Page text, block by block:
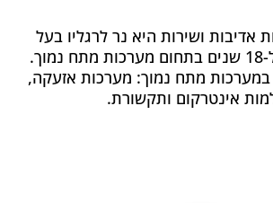
אדיבות ושירות היא נר לרגליו בעל
במערכות מתח נמוך: מערכות אזעקה,
אינטרקום ותקשורת.